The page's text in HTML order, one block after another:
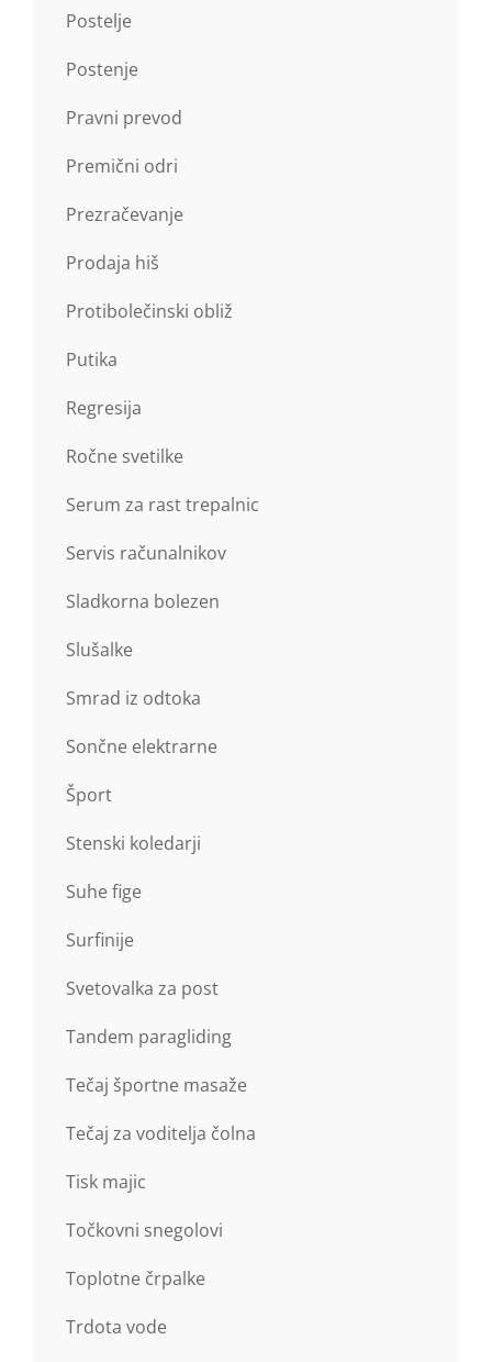
Postelje
Postenje
Pravni prevod
Premični odri
Prezračevanje
Prodaja hiš
Protibolečinski obliž
Putika
Regresija
Ročne svetilke
Serum za rast trepalnic
Servis računalnikov
Sladkorna bolezen
Slušalke
Smrad iz odtoka
Sončne elektrarne
Šport
Stenski koledarji
Suhe fige
Surfinije
Svetovalka za post
Tandem paragliding
Tečaj športne masaže
Tečaj za voditelja čolna
Tisk majic
Točkovni snegolovi
Toplotne črpalke
Trdota vode